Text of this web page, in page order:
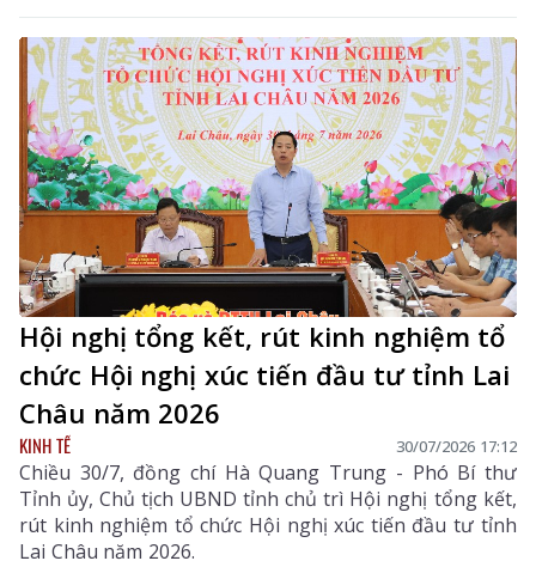
Hội nghị tổng kết, rút kinh nghiệm tổ
chức Hội nghị xúc tiến đầu tư tỉnh Lai
Châu năm 2026
KINH TẾ 30/07/2026 17:12
Chiều 30/7, đồng chí Hà Quang Trung - Phó Bí thư
Tỉnh ủy, Chủ tịch UBND tỉnh chủ trì Hội nghị tổng kết,
rút kinh nghiệm tổ chức Hội nghị xúc tiến đầu tư tỉnh
Lai Châu năm 2026.